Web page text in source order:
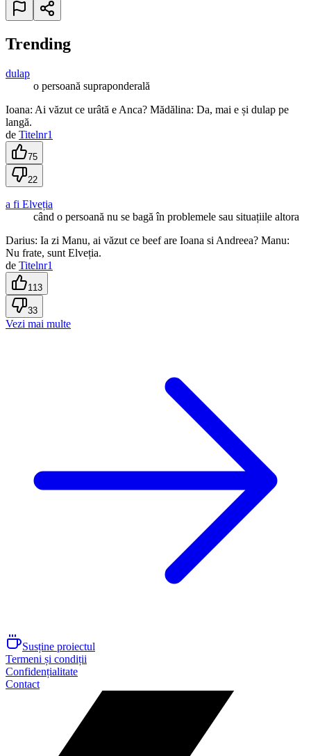
Trending
dulap
o persoană supraponderală
Ioana: Ai văzut ce urâtă e Anca? Mădălina: Da, mai e și dulap pe
langă.
de Titelnr1
75
22
a fi Elveția
când o persoană nu se bagă în problemele sau situațiile altora
Darius: Ia zi Manu, ai văzut ce beef are Ioana si Andreea? Manu:
Nu frate, sunt Elveția.
de Titelnr1
113
33
Vezi mai multe
Susține proiectul
Termeni și condiții
Confidențialitate
Contact